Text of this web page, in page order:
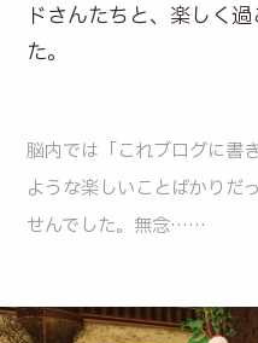
ドさんたちと、楽しく
た。
脳内では「これブログに
ような楽しいことばかりだ
せんでした。無念……